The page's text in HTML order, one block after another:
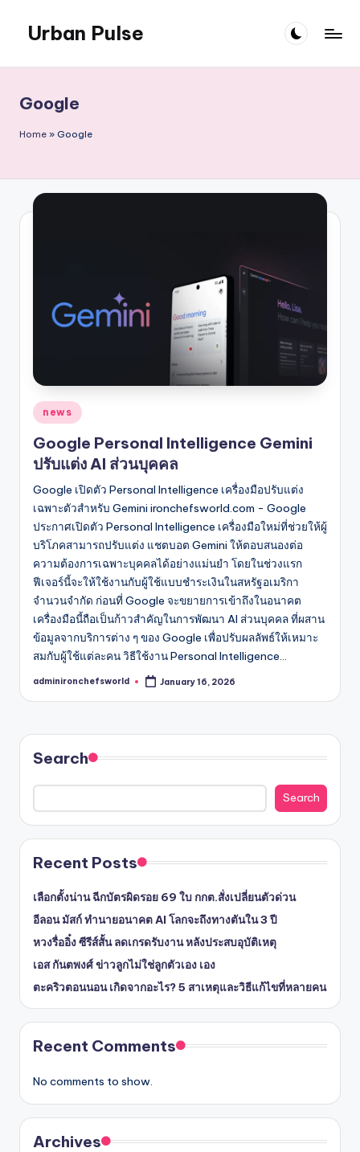
content
Urban Pulse
Google
Home » Google
Posted
in
news
Google Personal Intelligence Gemini
ปรับแต่ง AI ส่วนบุคคล
Google เปิดตัว Personal Intelligence เครื่องมือปรับแต่ง
เฉพาะตัวสำหรับ Gemini ironchefsworld.com - Google
ประกาศเปิดตัว Personal Intelligence เครื่องมือใหม่ที่ช่วยให้ผู้
บริโภคสามารถปรับแต่ง แชตบอต Gemini ให้ตอบสนองต่อ
ความต้องการเฉพาะบุคคลได้อย่างแม่นยำ โดยในช่วงแรก
ฟีเจอร์นี้จะให้ใช้งานกับผู้ใช้แบบชำระเงินในสหรัฐอเมริกา
จำนวนจำกัด ก่อนที่ Google จะขยายการเข้าถึงในอนาคต
เครื่องมือนี้ถือเป็นก้าวสำคัญในการพัฒนา AI ส่วนบุคคล ที่ผสาน
ข้อมูลจากบริการต่าง ๆ ของ Google เพื่อปรับผลลัพธ์ให้เหมาะ
สมกับผู้ใช้แต่ละคน วิธีใช้งาน Personal Intelligence…
Posted
adminironchefsworld January 16, 2026
Search
Search
Recent Posts
เลือกตั้งน่าน ฉีกบัตรผิดรอย 69 ใบ กกต.สั่งเปลี่ยนตัวด่วน
อีลอน มัสก์ ทำนายอนาคต AI โลกจะถึงทางตันใน 3 ปี
หวงรื่ออิ๋ง ซีรีส์สั้น ลดเกรดรับงาน หลังประสบอุบัติเหตุ
เอส กันตพงศ์ ข่าวลูกไม่ใช่ลูกตัวเอง เอง
ตะคริวตอนนอน เกิดจากอะไร? 5 สาเหตุและวิธีแก้ไขที่หลายคน
Recent Comments
No comments to show.
Archives